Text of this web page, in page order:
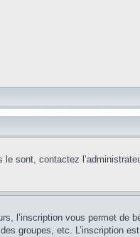
sont, contactez
l’inscription vous permet de
groupes, etc. L’inscription